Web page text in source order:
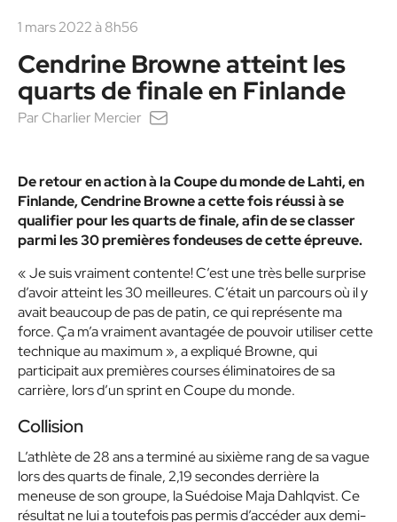
1 mars 2022 à 8h56
Cendrine Browne atteint les
quarts de finale en Finlande
ParCharlier Mercier
De retour en action à la Coupe du monde de Lahti, en
Finlande, Cendrine Browne a cette fois réussi à se
qualifier pour les quarts de finale, afin de se classer
parmi les 30 premières fondeuses de cette épreuve.
« Je suis vraiment contente! C’est une très belle surprise
d’avoir atteint les 30 meilleures. C’était un parcours où il y
avait beaucoup de pas de patin, ce qui représente ma
force. Ça m’a vraiment avantagée de pouvoir utiliser cette
technique au maximum », a expliqué Browne, qui
participait aux premières courses éliminatoires de sa
carrière, lors d’un sprint en Coupe du monde.
Collision
L’athlète de 28 ans a terminé au sixième rang de sa vague
lors des quarts de finale, 2,19 secondes derrière la
meneuse de son groupe, la Suédoise Maja Dahlqvist. Ce
résultat ne lui a toutefois pas permis d’accéder aux demi-